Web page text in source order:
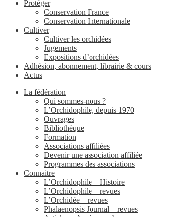
Protéger
Conservation France
Conservation Internationale
Cultiver
Cultiver les orchidées
Jugements
Expositions d’orchidées
Adhésion, abonnement, librairie & cours
Actus
La fédération
Qui sommes-nous ?
L’Orchidophile, depuis 1970
Ouvrages
Bibliothèque
Formation
Associations affiliées
Devenir une association affiliée
Programmes des associations
Connaitre
L’Orchidophile – Histoire
L’Orchidophile – revues
L’Orchidée – revues
Phalaenopsis Journal – revues